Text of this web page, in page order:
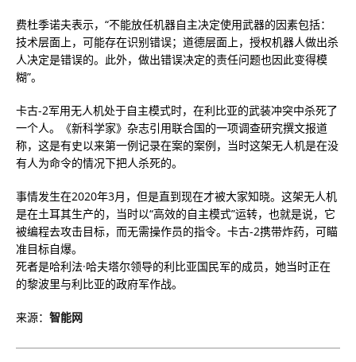
费杜季诺夫表示，“不能放任机器自主决定使用武器的因素包括：
技术层面上，可能存在识别错误；道德层面上，授权机器人做出杀
人决定是错误的。此外，做出错误决定的责任问题也因此变得模
糊”。
卡古-2军用无人机处于自主模式时，在利比亚的武装冲突中杀死了
一个人。《新科学家》杂志引用联合国的一项调查研究撰文报道
称，这是有史以来第一例记录在案的案例，当时这架无人机是在没
有人为命令的情况下把人杀死的。
事情发生在2020年3月，但是直到现在才被大家知晓。这架无人机
是在土耳其生产的，当时以“高效的自主模式”运转，也就是说，它
被编程去攻击目标，而无需操作员的指令。卡古-2携带炸药，可瞄
准目标自爆。
死者是哈利法·哈夫塔尔领导的利比亚国民军的成员，她当时正在
的黎波里与利比亚的政府军作战。
来源： 智能网